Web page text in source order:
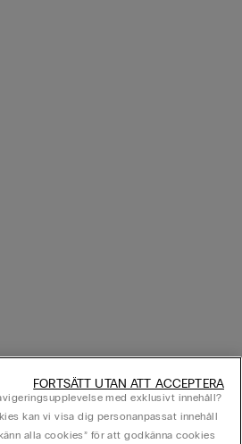
med exklusivt innehåll?
kan vi visa dig personanpassat innehåll
alla cookies” för att godkänna cookies
FORTSÄTT UTAN ATT ACCEPTERA